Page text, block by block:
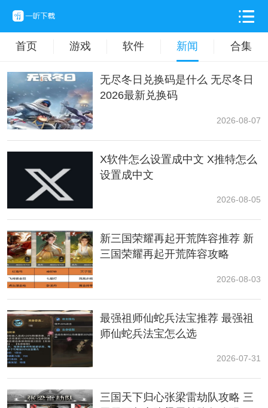
首页 游戏 软件 新闻 合集
无尽冬日兑换码是什么 无尽冬日
2026最新兑换码
2026-08-07
X软件怎么设置成中文 X推特怎么
设置成中文
2026-08-05
新三国荣耀再起开荒阵容推荐 新
三国荣耀再起开荒阵容攻略
2026-08-03
最强祖师仙蛇兵法宝推荐 最强祖
师仙蛇兵法宝怎么选
2026-07-31
三国天下归心张梁雷劫队攻略 三